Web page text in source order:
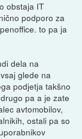
obstaja IT
podporo za
to pa ja
dela na
glede na
podjetja takšno
pa a je zate
avtomobilov,
ostali pa so